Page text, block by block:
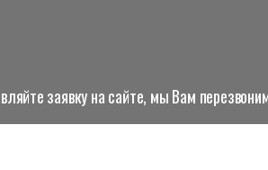
заявку на сайте, мы Вам